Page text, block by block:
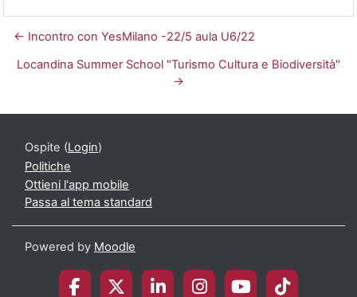
← Incontro con YesMilano -22/5 aula U6/22
Locandina Summer School "Turismo Cultura e Biodiversità"
→
Ospite (Login)
Politiche
Ottieni l'app mobile
Passa al tema standard
Powered by Moodle